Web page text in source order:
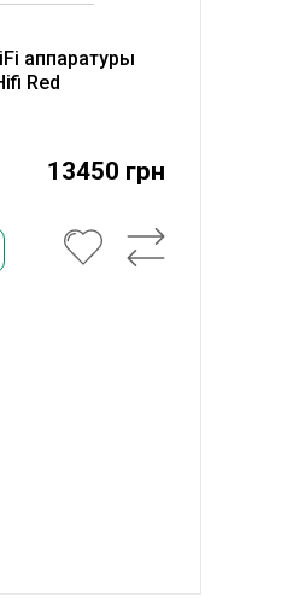
аппаратуры
Red
13450 грн